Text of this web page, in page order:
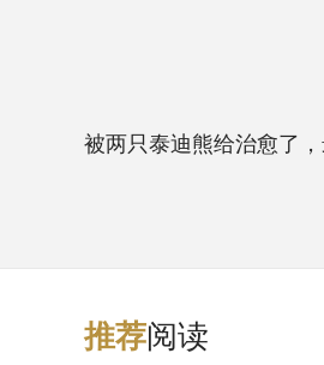
被两只泰迪熊给治愈了
推荐阅读